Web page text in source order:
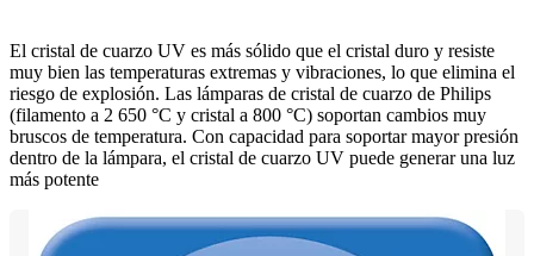
El cristal de cuarzo UV es más sólido que el cristal duro y resiste
muy bien las temperaturas extremas y vibraciones, lo que elimina el
riesgo de explosión. Las lámparas de cristal de cuarzo de Philips
(filamento a 2 650 °C y cristal a 800 °C) soportan cambios muy
bruscos de temperatura. Con capacidad para soportar mayor presión
dentro de la lámpara, el cristal de cuarzo UV puede generar una luz
más potente